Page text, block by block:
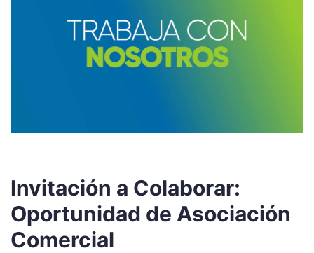
Invitación a Colaborar:
Oportunidad de Asociación
Comercial